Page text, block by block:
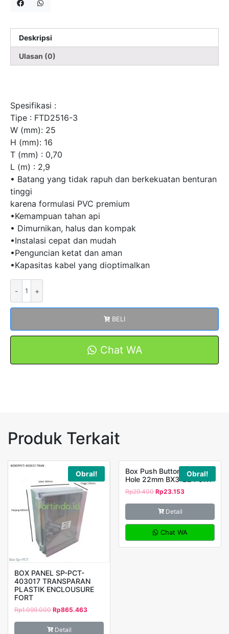
Deskripsi
Ulasan (0)
Spesifikasi :
Tipe : FTD2516-3
W (mm): 25
H (mm): 16
T (mm) : 0,70
L (m) : 2,9
• Batang yang tidak rapuh dan berkekuatan benturan
tinggi
karena formulasi PVC premium
•Kemampuan tahan api
• Dimurnikan, halus dan kompak
•Instalasi cepat dan mudah
•Penguncian ketat dan aman
•Kapasitas kabel yang dioptimalkan
Cable
FTD2516-
BELI
Chat WA
Produk Terkait
Obral!
BOX PANEL SP-PCT-
403017 TRANSPARAN
PLASTIK ENCLOUSURE
FORT
Rp1.099.000 Rp865.463
Detail
Obral!
Box Push Button Station 3
Hole 22mm BX3-22 FORT
Rp29.400 Rp23.153
Detail
Chat WA